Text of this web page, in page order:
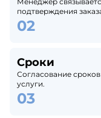
подтверждения
Сроки
Согласование
услуги.